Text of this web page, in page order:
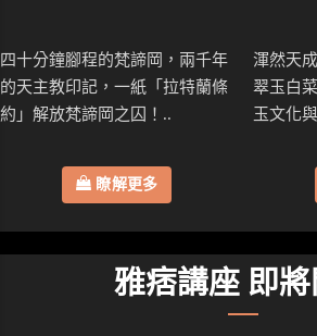
四十分鐘腳程的梵諦岡，兩千年
的天主教印記，一紙「拉特蘭條
約」解放梵諦岡之囚！..
瞭解更多
渾然天
翠玉白
玉文化
雅痞講座 即